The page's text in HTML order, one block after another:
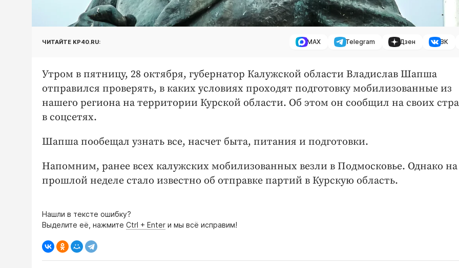
ЧИТАЙТЕ KP40.RU: MAX Telegram Дзен ВК
Утром в пятницу, 28 октября, губернатор Калужской области Владислав Шапша
отправился проверять, в каких условиях проходят подготовку мобилизованные из
нашего региона на территории Курской области. Об этом он сообщил на своих
в соцсетях.
Шапша пообещал узнать все, насчет быта, питания и подготовки.
Напомним, ранее всех калужских мобилизованных везли в Подмосковье. Однако на
прошлой неделе стало известно об отправке партий в Курскую область.
Нашли в тексте ошибку?
Выделите её, нажмите Ctrl + Enter и мы всё исправим!